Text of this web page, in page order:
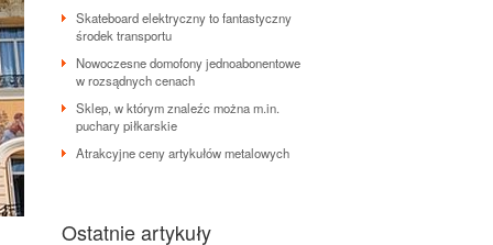
Skateboard elektryczny to fantastyczny
środek transportu
Nowoczesne domofony jednoabonentowe
w rozsądnych cenach
Sklep, w którym znaleźc można m.in.
puchary piłkarskie
Atrakcyjne ceny artykułów metalowych
Ostatnie artykuły